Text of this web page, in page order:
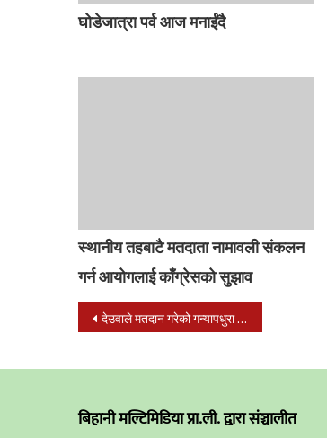
घोडेजात्रा पर्व आज मनाईंदै
स्थानीय तहबाटै मतदाता नामावली संकलन
गर्न आयोगलाई काँग्रेसको सुझाव
Post
देउवाले मतदान गरेको गन्यापधुरा गाउँपालिका- १ मा कांग्रेसको प्यानल विजयी
बिहानी मल्टिमिडिया प्रा.ली. द्वारा संञ्चालीत